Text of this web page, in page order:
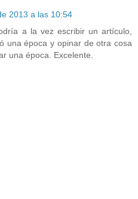
2013 a las 10:54
a la vez escribir un artículo,
una época y opinar de otra cosa
una época. Excelente.